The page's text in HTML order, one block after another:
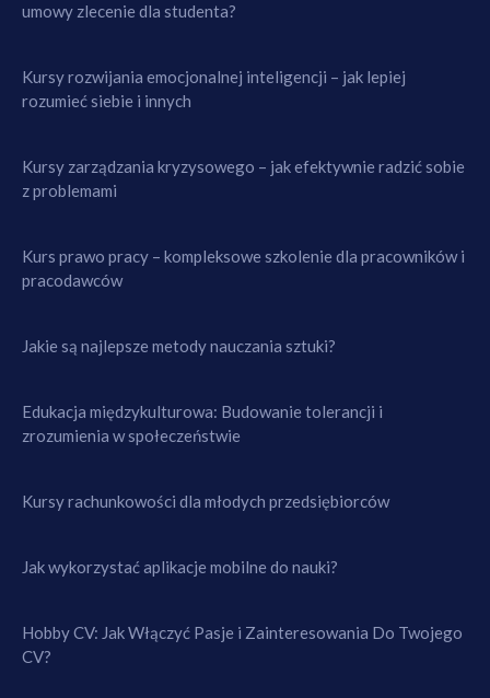
umowy zlecenie dla studenta?
Kursy rozwijania emocjonalnej inteligencji – jak lepiej
rozumieć siebie i innych
Kursy zarządzania kryzysowego – jak efektywnie radzić sobie
z problemami
Kurs prawo pracy – kompleksowe szkolenie dla pracowników i
pracodawców
Jakie są najlepsze metody nauczania sztuki?
Edukacja międzykulturowa: Budowanie tolerancji i
zrozumienia w społeczeństwie
Kursy rachunkowości dla młodych przedsiębiorców
Jak wykorzystać aplikacje mobilne do nauki?
Hobby CV: Jak Włączyć Pasje i Zainteresowania Do Twojego
CV?